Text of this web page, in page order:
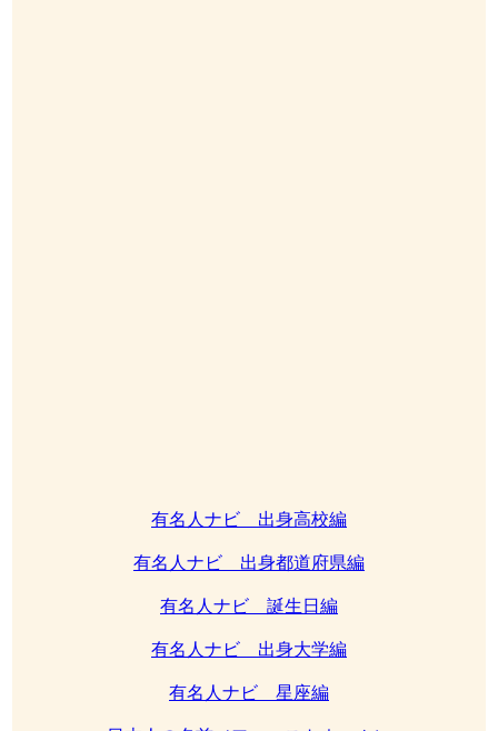
有名人ナビ 出身高校編
有名人ナビ 出身都道府県編
有名人ナビ 誕生日編
有名人ナビ 出身大学編
有名人ナビ 星座編